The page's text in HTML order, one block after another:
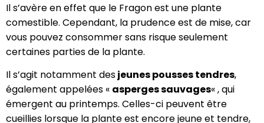
Il s’avère en effet que le Fragon est une plante
comestible. Cependant, la prudence est de mise, car
vous pouvez consommer sans risque seulement
certaines parties de la plante.
Il s’agit notamment desjeunes pousses tendres,
également appelées « asperges sauvages« , qui
émergent au printemps. Celles-ci peuvent être
cueillies lorsque la plante est encore jeune et tendre,